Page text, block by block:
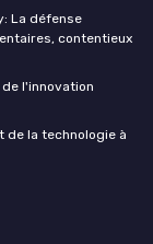
La défense
contentieux
l'innovation
de la technologie à